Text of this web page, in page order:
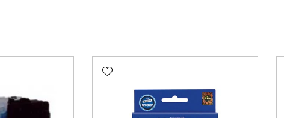
Add
Add wishlist